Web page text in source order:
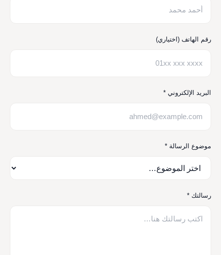
رقم الهاتف (اختياري)
البريد الإلكتروني *
موضوع الرسالة *
رسالتك *